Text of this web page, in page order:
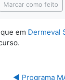
Marcar como feito
em Dermeval
◀︎ Programa